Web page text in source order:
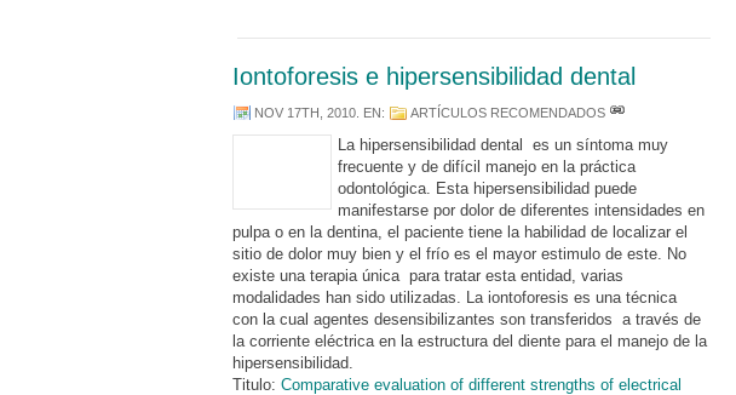
Iontoforesis e hipersensibilidad dental
NOV 17TH, 2010 . EN: ARTÍCULOS RECOMENDADOS
La hipersensibilidad dental es un síntoma muy
frecuente y de difícil manejo en la práctica
odontológica. Esta hipersensibilidad puede
manifestarse por dolor de diferentes intensidades en
pulpa o en la dentina, el paciente tiene la habilidad de localizar el
sitio de dolor muy bien y el frío es el mayor estimulo de este. No
existe una terapia única para tratar esta entidad, varias
modalidades han sido utilizadas. La iontoforesis es una técnica
con la cual agentes desensibilizantes son transferidos a través de
la corriente eléctrica en la estructura del diente para el manejo de la
hipersensibilidad.
Titulo: Comparative evaluation of different strengths of electrical